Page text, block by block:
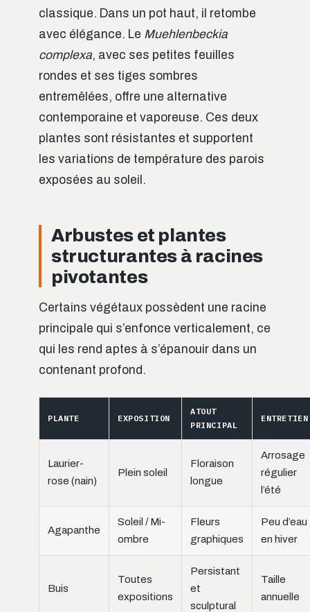
classique. Dans un pot haut, il retombe
avec élégance. Le Muehlenbeckia
complexa, avec ses petites feuilles
rondes et ses tiges sombres
entremêlées, offre une alternative
contemporaine et vaporeuse. Ces deux
plantes sont résistantes et supportent
les variations de température des parois
exposées au soleil.
Arbustes et plantes
structurantes à racines
pivotantes
Certains végétaux possèdent une racine
principale qui s’enfonce verticalement, ce
qui les rend aptes à s’épanouir dans un
contenant profond.
PLANTE EXPOSITION
ATOUT
PRINCIPAL
ENTRETIEN
Laurier-
rose (nain)
Plein soleil
Floraison
longue
Arrosage
régulier
l’été
Agapanthe
Soleil / Mi-
ombre
Fleurs
graphiques
Peu d’eau
en hiver
Buis
Toutes
expositions
Persistant
et
sculptural
Taille
annuelle